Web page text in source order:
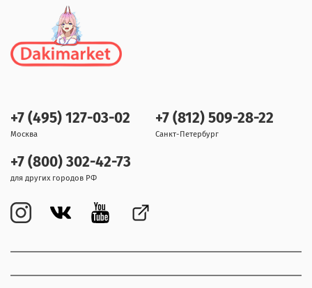
+7 (495) 127-03-02
Москва
+7 (812) 509-28-22
Санкт-Петербург
+7 (800) 302-42-73
для других городов РФ